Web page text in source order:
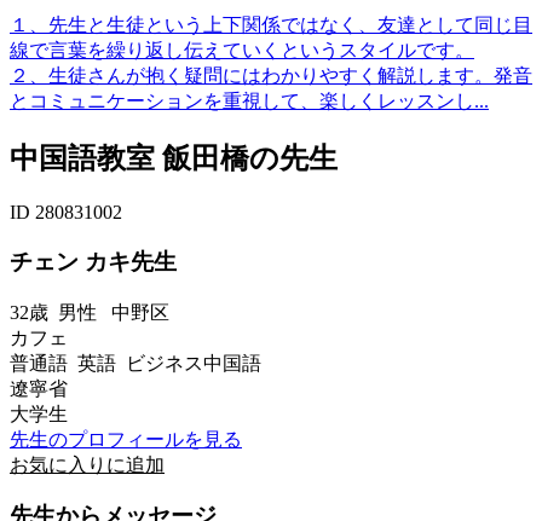
１、先生と生徒という上下関係ではなく、友達として同じ目
線で言葉を繰り返し伝えていくというスタイルです。
２、生徒さんが抱く疑問にはわかりやすく解説します。発音
とコミュニケーションを重視して、楽しくレッスンし...
中国語教室 飯田橋の先生
ID 280831002
チェン カキ先生
32歳 男性 中野区
カフェ
普通語 英語 ビジネス中国語
遼寧省
大学生
先生のプロフィールを見る
お気に入りに追加
先生からメッセージ